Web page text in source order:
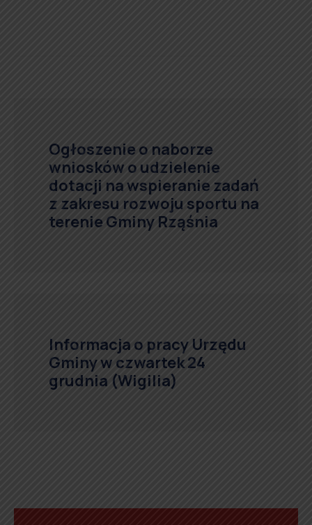
Ogłoszenie o naborze
wniosków o udzielenie
dotacji na wspieranie zadań
z zakresu rozwoju sportu na
terenie Gminy Rząśnia
Informacja o pracy Urzędu
Gminy w czwartek 24
grudnia (Wigilia)